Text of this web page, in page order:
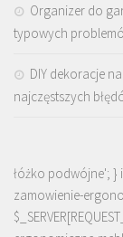
Organizer do
typowych
DIY dekoracje
najczęstszych
łóżko podwójne'; }
zamowienie-